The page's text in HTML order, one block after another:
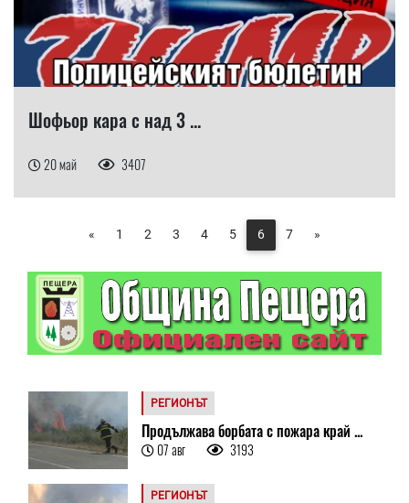
Шофьор кара с над 3 ...
20 май 3407
« 1 2 3 4 5 6 7 »
РЕГИОНЪТ
Продължава борбата с пожара край ...
07 авг 3193
РЕГИОНЪТ